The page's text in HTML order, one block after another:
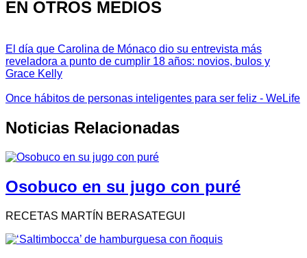
EN OTROS MEDIOS
El día que Carolina de Mónaco dio su entrevista más
reveladora a punto de cumplir 18 años: novios, bulos y
Grace Kelly
Once hábitos de personas inteligentes para ser feliz - WeLife
Noticias Relacionadas
Osobuco en su jugo con puré
RECETAS MARTÍN BERASATEGUI